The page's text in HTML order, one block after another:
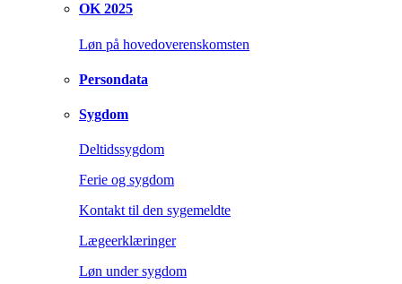
OK 2025
Løn på hovedoverenskomsten
Persondata
Sygdom
Deltidssygdom
Ferie og sygdom
Kontakt til den sygemeldte
Lægeerklæringer
Løn under sygdom